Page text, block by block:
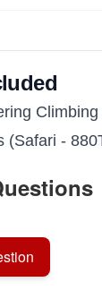
Climbing
(Safari -